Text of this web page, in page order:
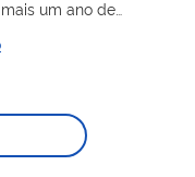
um ano de
importem,
produtos de uso
atendendo os
para a qual é
do
produto